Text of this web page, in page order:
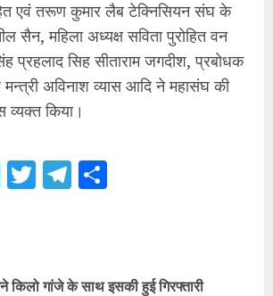
एवं तरूण कुमार लैब टेक्निसियन संघ के
सैन, महिला अध्यक्ष सविता पुरोहित वन
प्रहलाद सिह सीताराम जगदीश, प्रबोधक
अविनाश व्यास आदि ने महासंघ की
व्यक्त किया।
Messenger
TwitterTelegram
किलो गांजे के साथ इसकी हुई गिरफ्तारी